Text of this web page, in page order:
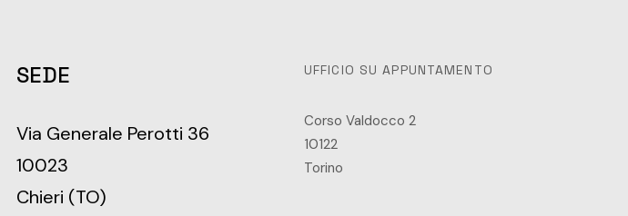
SEDE
Via Generale Perotti 36
10023
Chieri (TO)
UFFICIO SU APPUNTAMENTO
Corso Valdocco 2
10122
Torino